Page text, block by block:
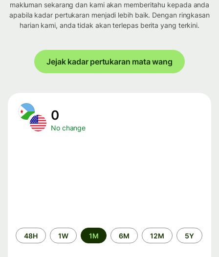
makluman sekarang dan kami akan memberitahu kepada anda
apabila kadar pertukaran menjadi lebih baik. Dengan ringkasan
harian kami, anda tidak akan terlepas berita yang terkini.
Jejak kadar pertukaran mata wang
0
No change
Time
period
48H 1W 1M 6M 12M 5Y